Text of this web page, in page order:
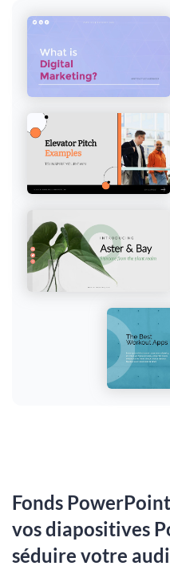
Fonds
vos diapositives
séduire votre